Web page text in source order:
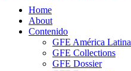
Home
About
Contenido
GFE América Latina
GFE Collections
GFE Dossier